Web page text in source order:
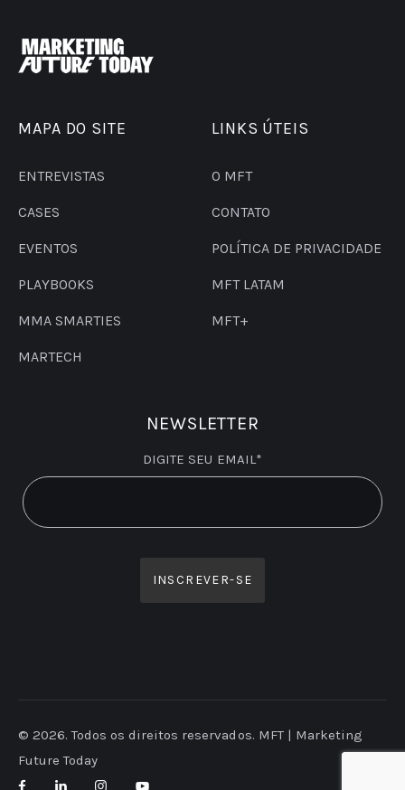
MAPA DO SITE
ENTREVISTAS
CASES
EVENTOS
PLAYBOOKS
MMA SMARTIES
MARTECH
LINKS ÚTEIS
O MFT
CONTATO
POLÍTICA DE PRIVACIDADE
MFT LATAM
MFT+
NEWSLETTER
DIGITE SEU EMAIL*
© 2026. Todos os direitos reservados. MFT | Marketing
Future Today